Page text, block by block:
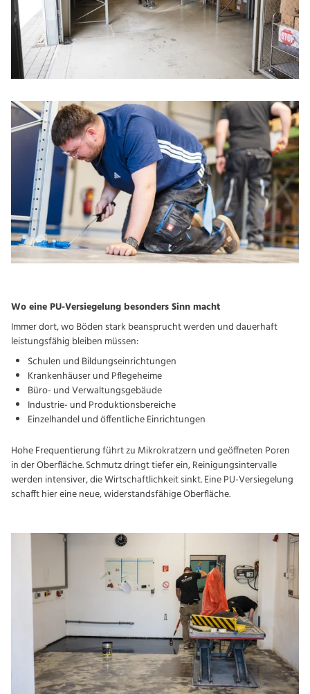
Wo eine PU-Versiegelung besonders Sinn macht
Immer dort, wo Böden stark beansprucht werden und dauerhaft
leistungsfähig bleiben müssen:
Schulen und Bildungseinrichtungen
Krankenhäuser und Pflegeheime
Büro- und Verwaltungsgebäude
Industrie- und Produktionsbereiche
Einzelhandel und öffentliche Einrichtungen
Hohe Frequentierung führt zu Mikrokratzern und geöffneten Poren
in der Oberfläche. Schmutz dringt tiefer ein, Reinigungsintervalle
werden intensiver, die Wirtschaftlichkeit sinkt. Eine PU-Versiegelung
schafft hier eine neue, widerstandsfähige Oberfläche.